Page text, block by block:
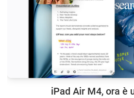
iPad Air M4, ora è